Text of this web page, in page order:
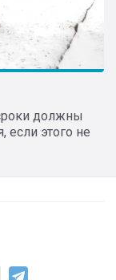
должны
если этого не